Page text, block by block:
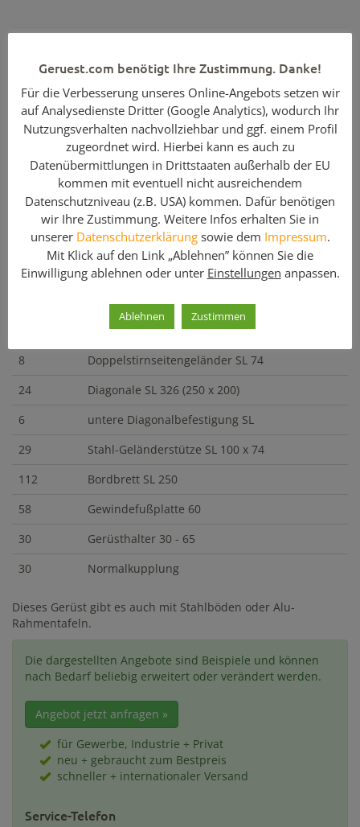
max. Arbeitshöhe oberste Etage:
10,20 m
max. Standhöhe oberste Etage:
8,20 m
Feldlänge / Gerüsttiefe:
2,50 m / 0,74 m
Enthaltene Komponenten
Menge
Artikelbezeichnung
116
Vertikalrahmen SL B74 200 x 74
Stahlboden SL B32 250 x 32 x 7,5
Rückengeländer SL 250
8
Doppelstirnseitengeländer SL 74
24
Diagonale SL 326 (250 x 200)
6
untere Diagonalbefestigung SL
29
Stahl-Geländerstütze SL 100 x 74
112
Bordbrett SL 250
58
Gewindefußplatte 60
30
Gerüsthalter 30 - 65
30
Normalkupplung
Dieses Gerüst gibt es auch mit Stahlböden oder Alu-
Rahmentafeln.
Die dargestellten Angebote sind Beispiele und können
nach Bedarf beliebig erweitert oder verändert werden.
Angebot jetzt anfragen »
für Gewerbe, Industrie + Privat
neu + gebraucht zum Bestpreis
schneller + internationaler Versand
Service-Telefon
Geruest.com benötigt Ihre Zustimmung. Danke!
Für die Verbesserung unseres Online-Angebots setzen wir
auf Analysedienste Dritter (Google Analytics), wodurch Ihr
Nutzungsverhalten nachvollziehbar und ggf. einem Profil
zugeordnet wird. Hierbei kann es auch zu
Datenübermittlungen in Drittstaaten außerhalb der EU
kommen mit eventuell nicht ausreichendem
Datenschutzniveau (z.B. USA) kommen. Dafür benötigen
wir Ihre Zustimmung. Weitere Infos erhalten Sie in
unserer Datenschutzerklärungsowie dem Impressum.
Mit Klick auf den Link „Ablehnen” können Sie die
Einwilligung ablehnen oder unter Einstellungen anpassen.
Ablehnen Zustimmen